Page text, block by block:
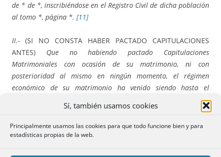
Sí, también usamos cookies
Principalmente usamos las cookies para que todo funcione bien y para
estadísticas propias de la web.
de * de *, inscribiéndose en el Registro Civil de dicha población
al tomo *, página *. [11]
II.- (SI NO CONSTA HABER PACTADO CAPITULACIONES
ANTES) Que no habiendo pactado Capitulaciones
Matrimoniales con ocasión de su matrimonio, ni con
posterioridad al mismo en ningún momento, el régimen
económico de su matrimonio ha venido siendo hasta el
(O BIEN, SI CONSTAN CAPITULACIONES ANTERIORES) II.-Que
el régimen económico de su matrimonio ha sido el de *